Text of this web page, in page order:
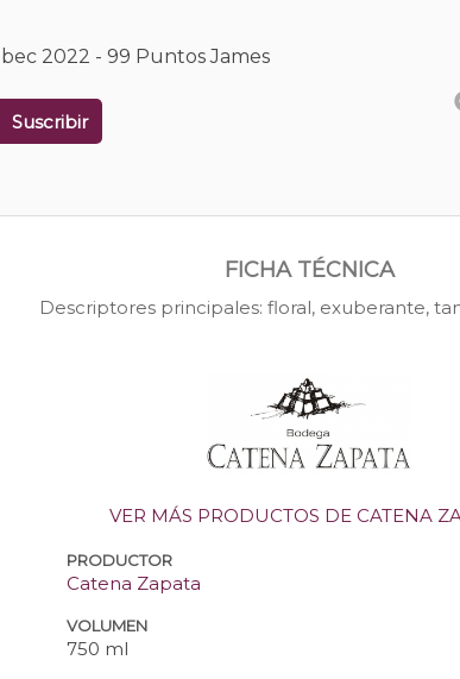
2022 - 99 Puntos James
Suscribir
FICHA TÉCNICA
Descriptores principales: floral, exuberante,
VER MÁS PRODUCTOS DE CATENA
PRODUCTOR
Catena Zapata
VOLUMEN
750 ml